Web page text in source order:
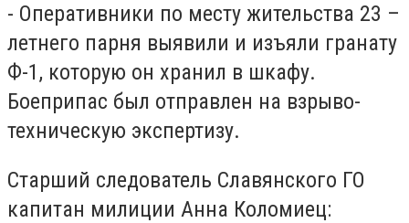
- Оперативники по месту жительства 23 –
летнего парня выявили и изъяли гранату
Ф-1, которую он хранил в шкафу.
Боеприпас был отправлен на взрыво-
техническую экспертизу.
Старший следователь Славянского ГО
капитан милиции Анна Коломиец: